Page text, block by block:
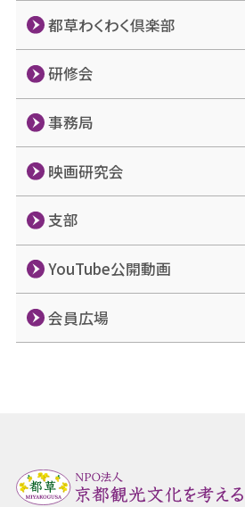
都草わくわく倶楽部
研修会
事務局
映画研究会
支部
YouTube公開動画
会員広場